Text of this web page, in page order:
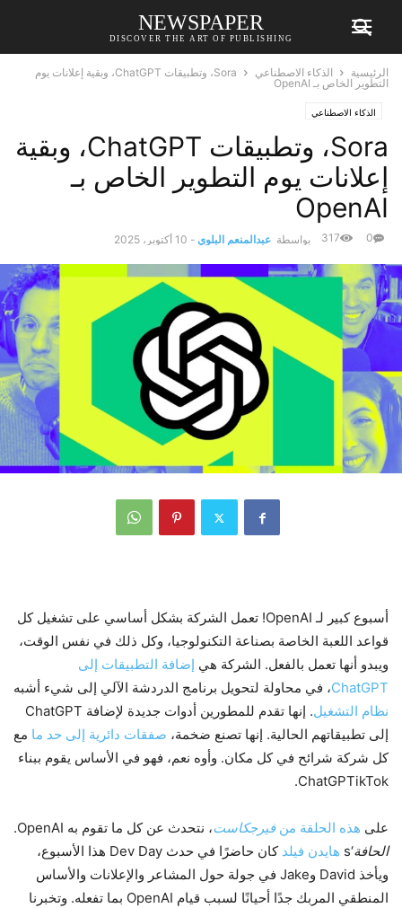
NEWSPAPER
DISCOVER THE ART OF PUBLISHING
الرئيسية الذكاء الاصطناعي
Sora، وتطبيقات ChatGPT، وبقية إعلانات يوم
التطوير الخاص بـ OpenAI
الذكاء الاصطناعي
Sora، وتطبيقات ChatGPT، وبقية
إعلانات يوم التطوير الخاص بـ
OpenAI
بواسطة عبدالمنعم البلوي - 10 أكتوبر، 2025 0
317
أسبوع كبير لـ OpenAI! تعمل الشركة بشكل أساسي على تشغيل كل
قواعد اللعبة الخاصة بصناعة التكنولوجيا، وكل ذلك في نفس الوقت،
ويبدو أنها تعمل بالفعل. الشركة هي إضافة التطبيقات إلى
ChatGPT، في محاولة لتحويل برنامج الدردشة الآلي إلى شيء أشبه
نظام التشغيل
. إنها تقدم للمطورين أدوات جديدة لإضافة ChatGPT
إلى تطبيقاتهم الحالية. إنها تصنع ضخمة، صفقات دائرية إلى حد ما مع
كل شركة شرائح في كل مكان. وأوه نعم، فهو في الأساس يقوم ببناء
ChatGPTikTok.
على هذه الحلقة منفيرجكاست، نتحدث عن كل ما تقوم به OpenAI.
الحافة‘s هايدن فيلد
كان حاضرًا في حدث Dev Day هذا الأسبوع،
ويأخذ David وJake في جولة حول المشاعر والإعلانات والأساس
المنطقي المربك جدًا أحيانًا لسبب قيام OpenAI بما تفعله. وتخبرنا